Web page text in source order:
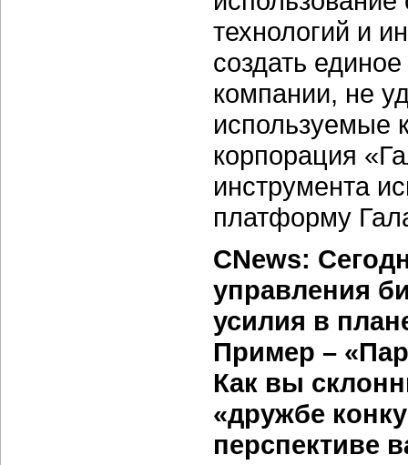
технологий и
создать
компании, не
используемые
корпорация
инструмента
платформу
CNews:
управления
усилия в
Пример –
Как вы
«дружбе
перспективе